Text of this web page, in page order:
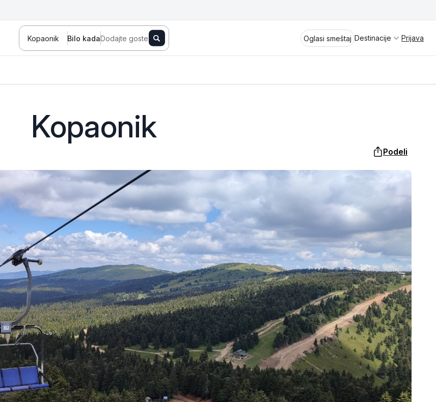
Kopaonik Bilo kadaDodajte goste Oglasi smeštaj Destinacije
Zlatibor Kopaonik
Sokobanja
Golubac
Bašta Kraljevo Jagodina Aranđelovac
Nova Varoš Šabac
Kruševac Pirot Loznica
Zrenjanin Vršac Sombor
Raška Leskovac Zaječar
Požarevac Senta Vrbas
Sremska
Mitrovica
Ljubovija Majdanpek
Bela Crkva Negotin Ub
Palanka Ćuprija Kanjiža Donji Milanovac
Spremite se za virtuelno putovanje
Evrope i sveta. Uživaćete u prikazima
planinskih masiva poput Tare i Šar-
prostrane Vojvodine. Istraživanje
otkriće vam pravu narav srpskog
naroda, a slike lokalnih i tradicionalnih
specijaliteta osetićete i na svojim
nepcima.
Prijava
Kopaonik
Podeli